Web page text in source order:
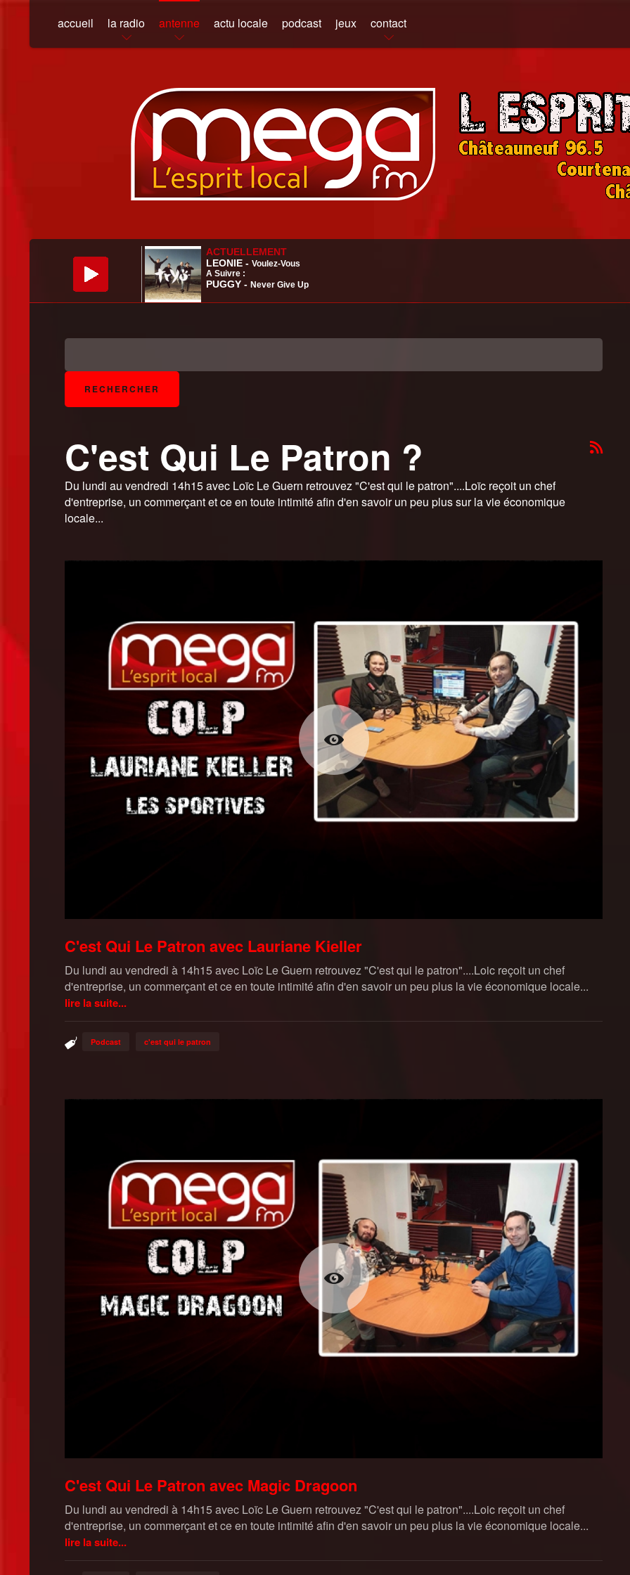
accueil la radio antenne actu locale podcast jeux contact
C'est Qui Le Patron ?
Du lundi au vendredi 14h15 avec Loïc Le Guern retrouvez "C'est qui le patron"....Loïc reçoit un chef
d'entreprise, un commerçant et ce en toute intimité afin d'en savoir un peu plus sur la vie économique
locale...
C'est Qui Le Patron avec Lauriane Kieller
Du lundi au vendredi à 14h15 avec Loïc Le Guern retrouvez "C'est qui le patron"....Loic reçoit un chef
d'entreprise, un commerçant et ce en toute intimité afin d'en savoir un peu plus la vie économique locale...
lire la suite...
Podcast c'est qui le patron
C'est Qui Le Patron avec Magic Dragoon
Du lundi au vendredi à 14h15 avec Loïc Le Guern retrouvez "C'est qui le patron"....Loic reçoit un chef
d'entreprise, un commerçant et ce en toute intimité afin d'en savoir un peu plus la vie économique locale...
lire la suite...